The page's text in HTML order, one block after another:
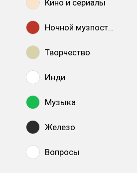
Кино и сериалы
Ночной музпостинг
Творчество
Инди
Музыка
Железо
Вопросы